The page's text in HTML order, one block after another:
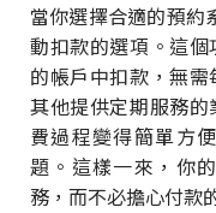
當你選擇合適的預
動扣款的選項。這
的帳戶中扣款，無
其他提供定期服務
費過程變得簡單方
題。這樣一來，你
務，而不必擔心付款